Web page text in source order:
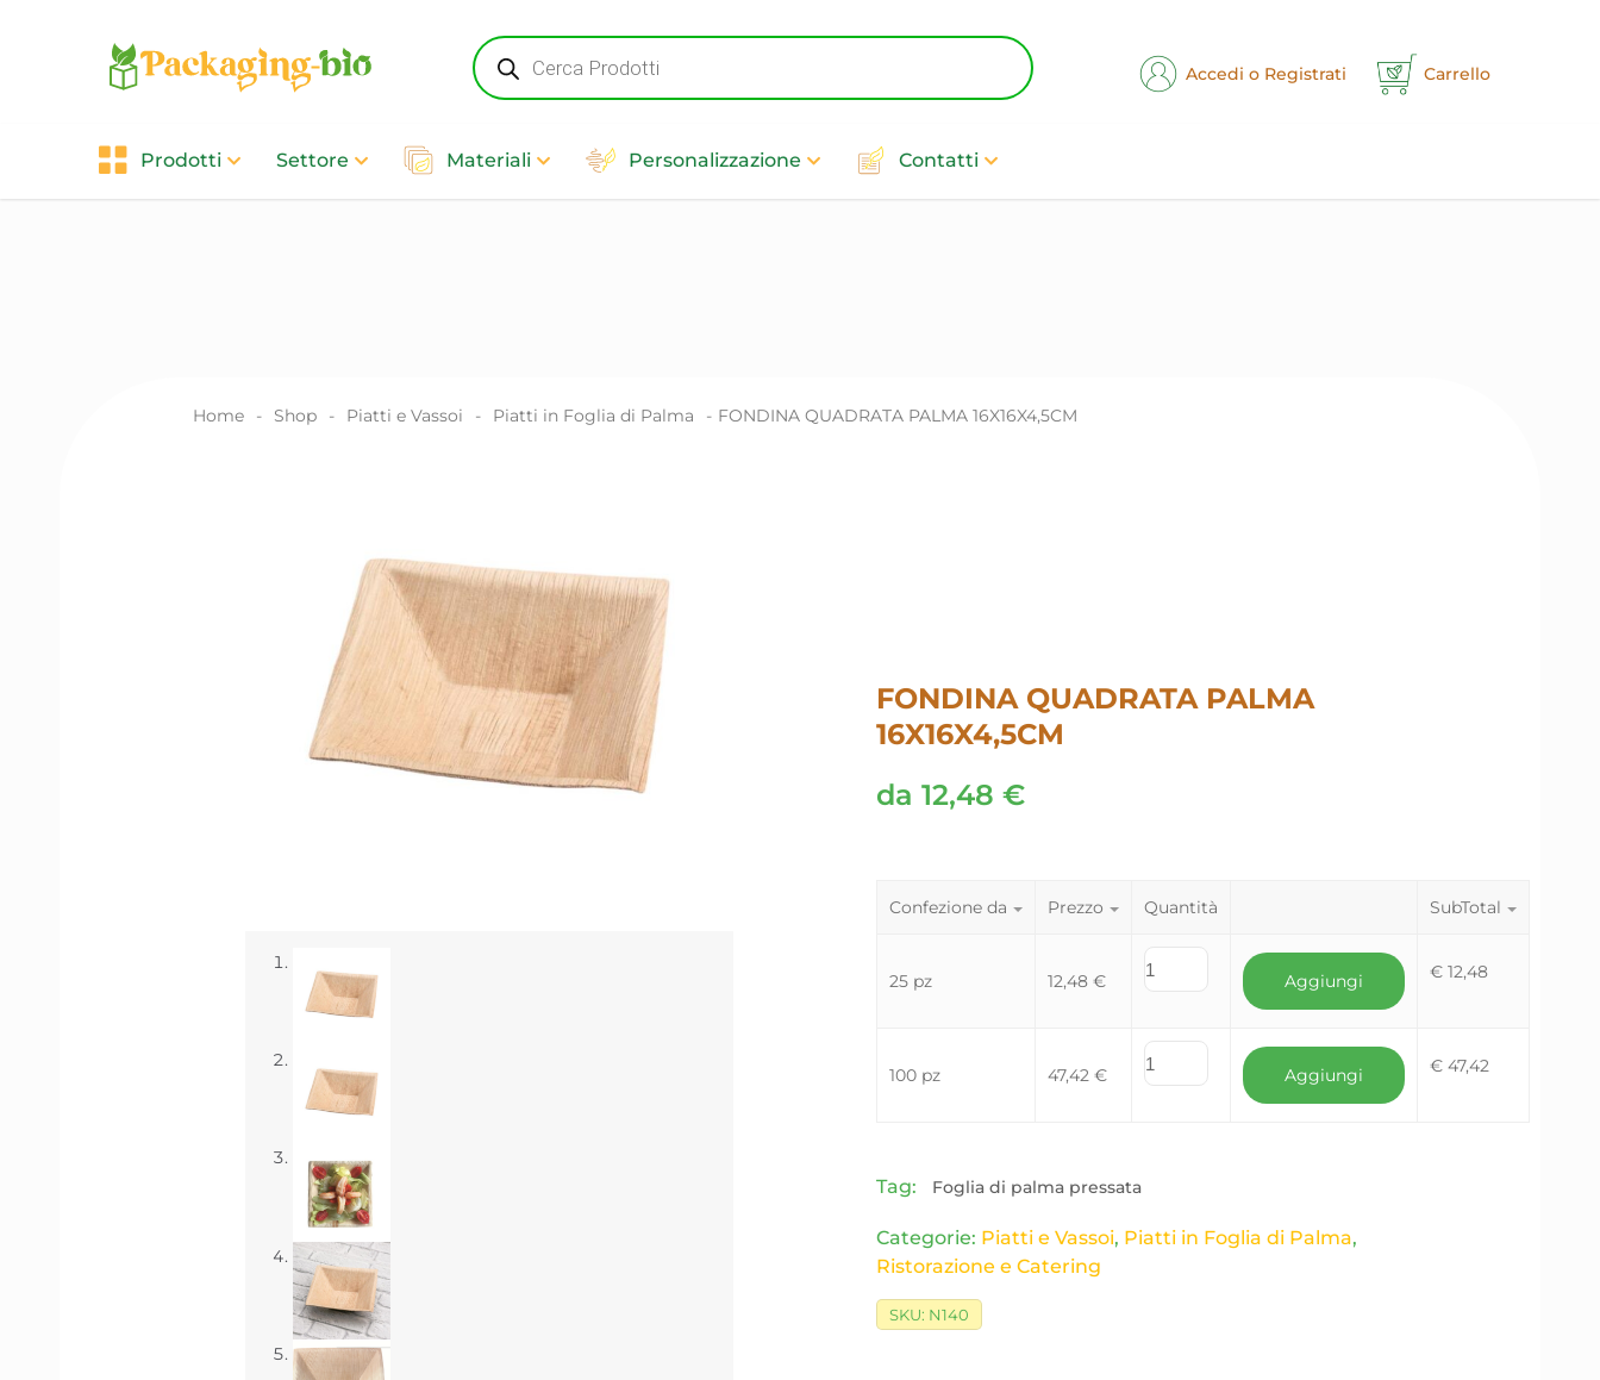
Products
search
Accedi o Registrati Carrello
Prodotti Settore Materiali Personalizzazione Contatti
Home - Shop - Piatti e Vassoi - Piatti in Foglia di Palma - FONDINA QUADRATA PALMA 16X16X4,5CM
FONDINA QUADRATA PALMA
16X16X4,5CM
da12,48€
Confezione da Prezzo Quantità SubTotal
25 pz 12,48€ Aggiungi €12,48
100 pz 47,42€ Aggiungi €47,42
Tag: Foglia di palma pressata
Categorie: Piatti e Vassoi, Piatti in Foglia di Palma,
Ristorazione e Catering
SKU: N140